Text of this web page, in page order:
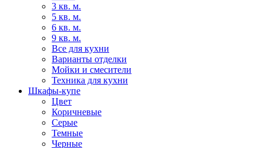
3 кв. м.
5 кв. м.
6 кв. м.
9 кв. м.
Все для кухни
Варианты отделки
Мойки и смесители
Техника для кухни
Шкафы-купе
Цвет
Коричневые
Серые
Темные
Черные